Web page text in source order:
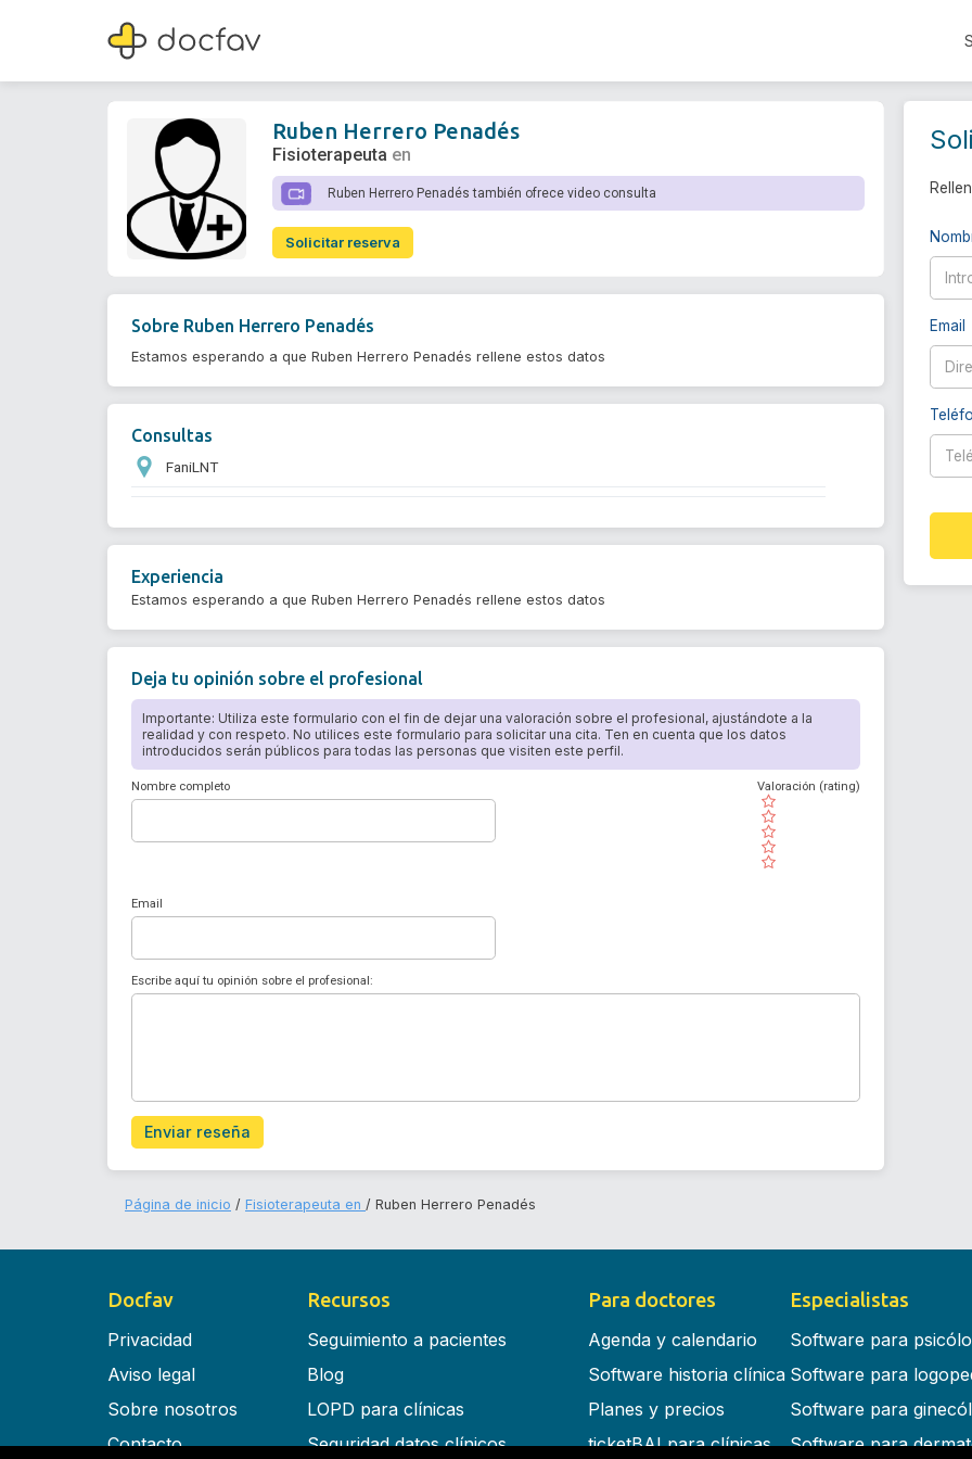
Ruben Herrero Penadés
Fisioterapeuta
Ruben Herrero Penadés
Fisioterapeuta en
Ruben Herrero Penadés también ofrece video consulta
Solicitar reserva
Sobre Ruben Herrero Penadés
Estamos esperando a que Ruben Herrero Penadés rellene estos datos
Consultas
FaniLNT
Experiencia
Estamos esperando a que Ruben Herrero Penadés rellene estos datos
Deja tu opinión sobre el profesional
Importante: Utiliza este formulario con el fin de dejar una valoración sobre el profesional, ajustándote a la
realidad y con respeto. No utilices este formulario para solicitar una cita. Ten en cuenta que los datos
introducidos serán públicos para todas las personas que visiten este perfil.
Nombre completo
( )
( )
( )
( )
( )
Valoración (rating)
Email
Escribe aquí tu opinión sobre el profesional:
Enviar reseña
Email
Página de inicio Fisioterapeuta en Ruben Herrero Penadés
Docfav
Privacidad
Aviso legal
Sobre nosotros
Contacto
Recursos
Seguimiento a pacientes
Blog
LOPD para clínicas
Seguridad datos clínicos
Para doctores
Agenda y calendario
Software historia clínica
Planes y precios
ticketBAI para clínicas
Especialistas
Software para
Software para
Software para
Software para